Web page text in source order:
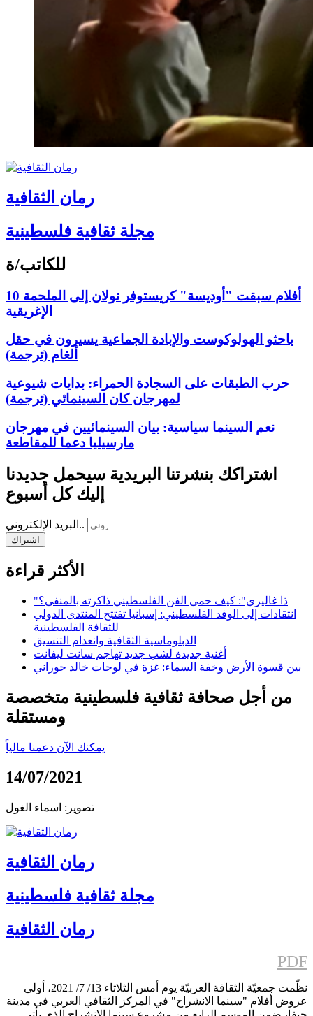
رمان الثقافية
مجلة ثقافية فلسطينية
للكاتب/ة
10 أفلام سبقت "أوديسة" كريستوفر نولان إلى الملحمة
الإغريقية
باحثو الهولوكوست والإبادة الجماعية يسيرون في حقل
ألغام (ترجمة)
حرب الطبقات على السجادة الحمراء: بدايات شيوعية
لمهرجان كان السينمائي (ترجمة)
نعم السينما سياسية: بيان السينمائيين في مهرجان
مارسيليا دعما للمقاطعة
اشتراكك بنشرتنا البريدية سيحمل جديدنا
إليك كل أسبوع
البريد الإلكتروني..
اشتراك
الأكثر قراءة
"ذا غاليري": كيف حمى الفن الفلسطيني ذاكرته بالمنفى؟
انتقادات إلى الوفد الفلسطيني: إسبانيا تفتتح المنتدى الدولي
للثقافة الفلسطينية
الدبلوماسية الثقافية وانعدام التنسيق
أغنية جديدة لشب جديد تهاجم سانت ليفانت
بين قسوة الأرض وخفة السماء: غزة في لوحات خالد حوراني
من أجل صحافة ثقافية فلسطينية متخصصة
ومستقلة
يمكنك الآن دعمنا مالياً
14/07/2021
تصوير: اسماء الغول
رمان الثقافية
مجلة ثقافية فلسطينية
رمان الثقافية
PDF
نظّمت جمعيّة الثقافة العربيّة يوم أمس الثلاثاء 13/ 7/ 2021، أولى
عروض أفلام "سينما الانشراح" في المركز الثقافي العربي في مدينة